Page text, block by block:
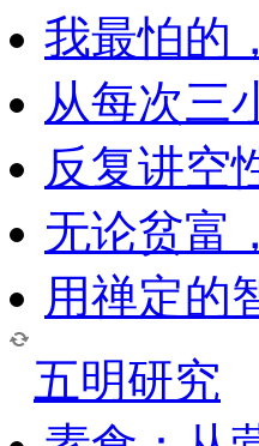
我最怕的
从每次三
反复讲空
无论贫富
用禅定的
五明研究